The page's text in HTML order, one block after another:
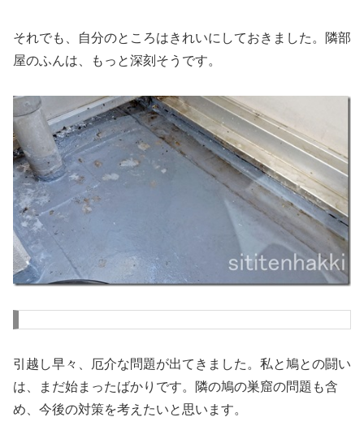
それでも、自分のところはきれいにしておきました。隣部
屋のふんは、もっと深刻そうです。
引越し早々、厄介な問題が出てきました。私と鳩との闘い
は、まだ始まったばかりです。隣の鳩の巣窟の問題も含
め、今後の対策を考えたいと思います。